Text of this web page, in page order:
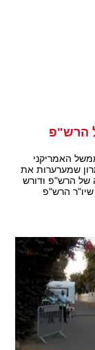
הרש"פ
האמריקני
שמערערות את
של הרש"פ ודורש
הרש"פ